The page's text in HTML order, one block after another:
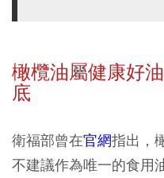
橄欖油屬健康好
底
衛福部曾在官網指出，
不建議作為唯一的食用